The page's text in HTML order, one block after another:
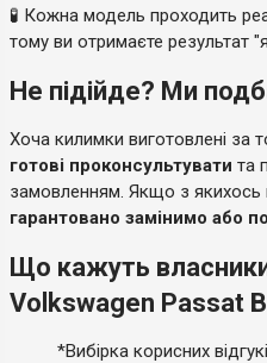
🧪 Кожна модель проходить
тому ви отримаєте результат
Не підійде? Ми
Хоча килимки виготовлені за
готові проконсультувати та
замовленням. Якщо з якихось
гарантовано замінимо або
Що кажуть
Volkswagen Passat
*Вибірка корисних